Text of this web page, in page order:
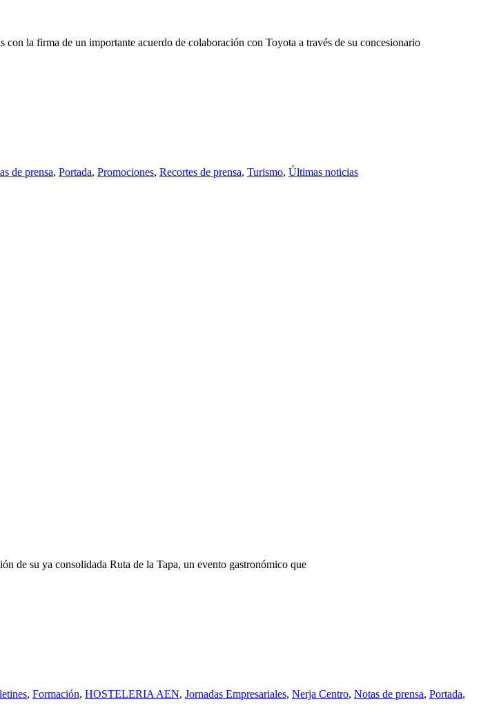
la firma de un importante acuerdo de colaboración con Toyota a través de su concesionario
de prensa, Portada, Promociones, Recortes de prensa, Turismo, Últimas noticias
su ya consolidada Ruta de la Tapa, un evento gastronómico que
, Formación, HOSTELERIA AEN, Jornadas Empresariales, Nerja Centro, Notas de prensa, Portada,